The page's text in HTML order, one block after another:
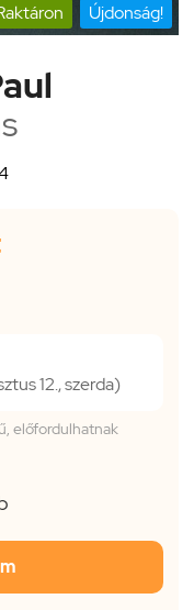
Újdonság!
12., szerda)
előfordulhatnak